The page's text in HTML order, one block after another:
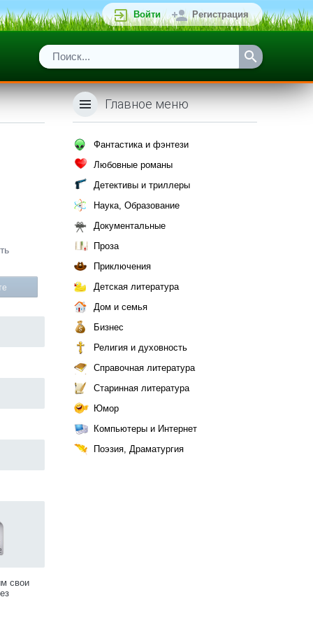
Войти Регистрация
свои
Главное меню
Фантастика и фэнтези
Любовные романы
Детективы и триллеры
Наука, Образование
Документальные
Проза
Приключения
Детская литература
Дом и семья
Бизнес
Религия и духовность
Справочная литература
Старинная литература
Юмор
Компьютеры и Интернет
Поэзия, Драматургия